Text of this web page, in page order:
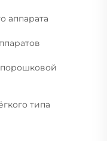
аппарата
порошковой
типа